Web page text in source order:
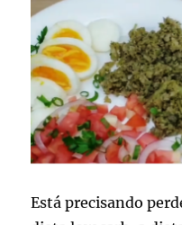
Está precisando